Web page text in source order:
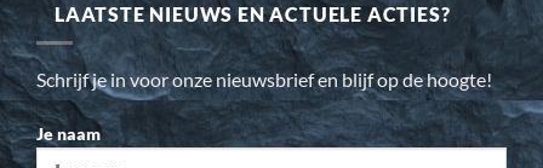
LAATSTE NIEUWS EN ACTUELE ACTIES?
Schrijf je in voor onze nieuwsbrief en blijf op de hoogte!
Je naam